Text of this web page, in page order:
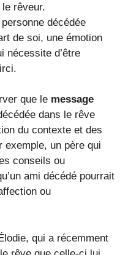
rêveur.
personne décédée
de soi, une émotion
nécessite d’être
que le message
dans le rêve
du contexte et des
exemple, un père qui
conseils ou
ami décédé pourrait
ou
qui a récemment